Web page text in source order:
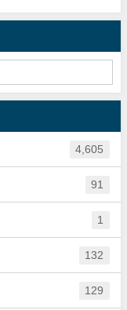
4,605
91
1
132
129